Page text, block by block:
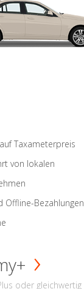
Taxameterpreis
von lokalen
Offline-Bezahlungen
oder gleichwertig